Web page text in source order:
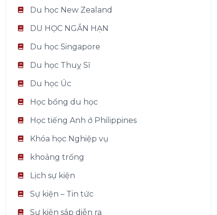
Du học New Zealand
DU HỌC NGẮN HẠN
Du học Singapore
Du học Thuỵ Sĩ
Du học Úc
Học bổng du học
Học tiếng Anh ở Philippines
Khóa học Nghiệp vụ
khoảng trống
Lịch sự kiện
Sự kiện – Tin tức
Sự kiện sắp diễn ra